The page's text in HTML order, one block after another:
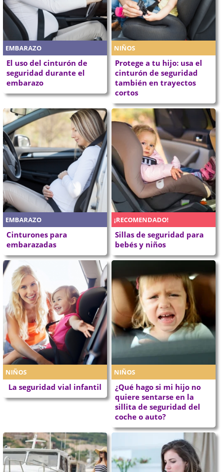
EMBARAZO
El uso del cinturón de
seguridad durante el
embarazo
NIÑOS
Protege a tu hijo: usa el
cinturón de seguridad
también en trayectos
cortos
EMBARAZO
Cinturones para
embarazadas
¡RECOMENDADO!
Sillas de seguridad para
bebés y niños
NIÑOS
La seguridad vial infantil
NIÑOS
¿Qué hago si mi hijo no
quiere sentarse en la
sillita de seguridad del
coche o auto?